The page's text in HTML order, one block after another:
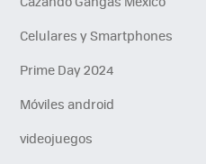
Celulares y Smartphones
Prime Day 2024
Móviles android
videojuegos